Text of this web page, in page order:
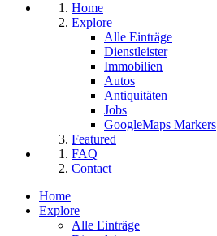
Home
Explore
Alle Einträge
Dienstleister
Immobilien
Autos
Antiquitäten
Jobs
GoogleMaps Markers
Featured
FAQ
Contact
Home
Explore
Alle Einträge